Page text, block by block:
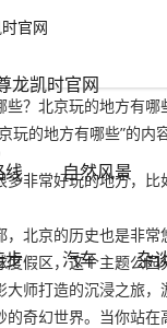
官网
龙凯时官网
线 自然风景
步 汽车 杂
官网
玩的地方有哪些地方密
些？北京玩的地方有
玩的地方有哪些”的内
非常好玩的地方，比
，北京的历史也是非
度假区，这个主题公
大师打造的沉浸之旅，
的奇幻世界。当你站